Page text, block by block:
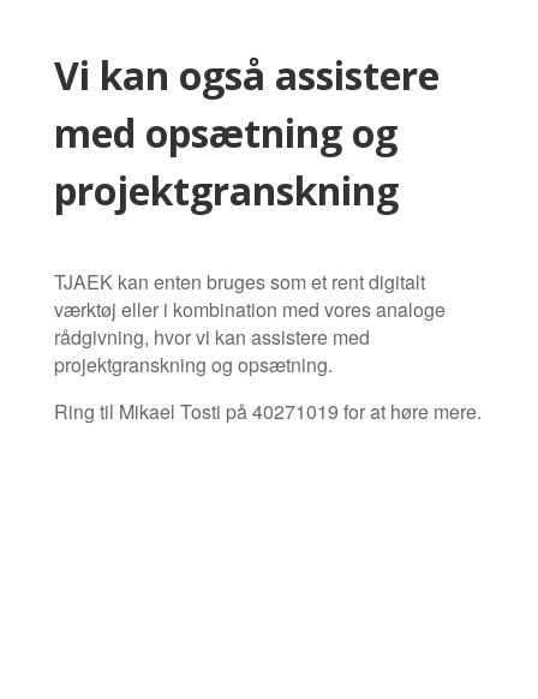
Vi kan også assistere
med opsætning og
projektgranskning
TJAEK kan enten bruges som et rent digitalt
værktøj eller i kombination med vores analoge
rådgivning, hvor vi kan assistere med
projektgranskning og opsætning.
Ring til Mikael Tosti på 40271019 for at høre mere.